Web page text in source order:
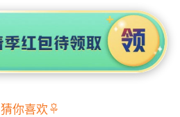
猜你喜欢